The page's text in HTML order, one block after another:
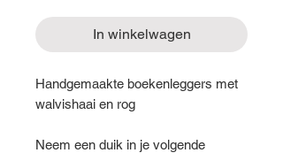
In winkelwagen
Handgemaakte boekenleggers met
walvishaai en rog
Neem een duik in je volgende